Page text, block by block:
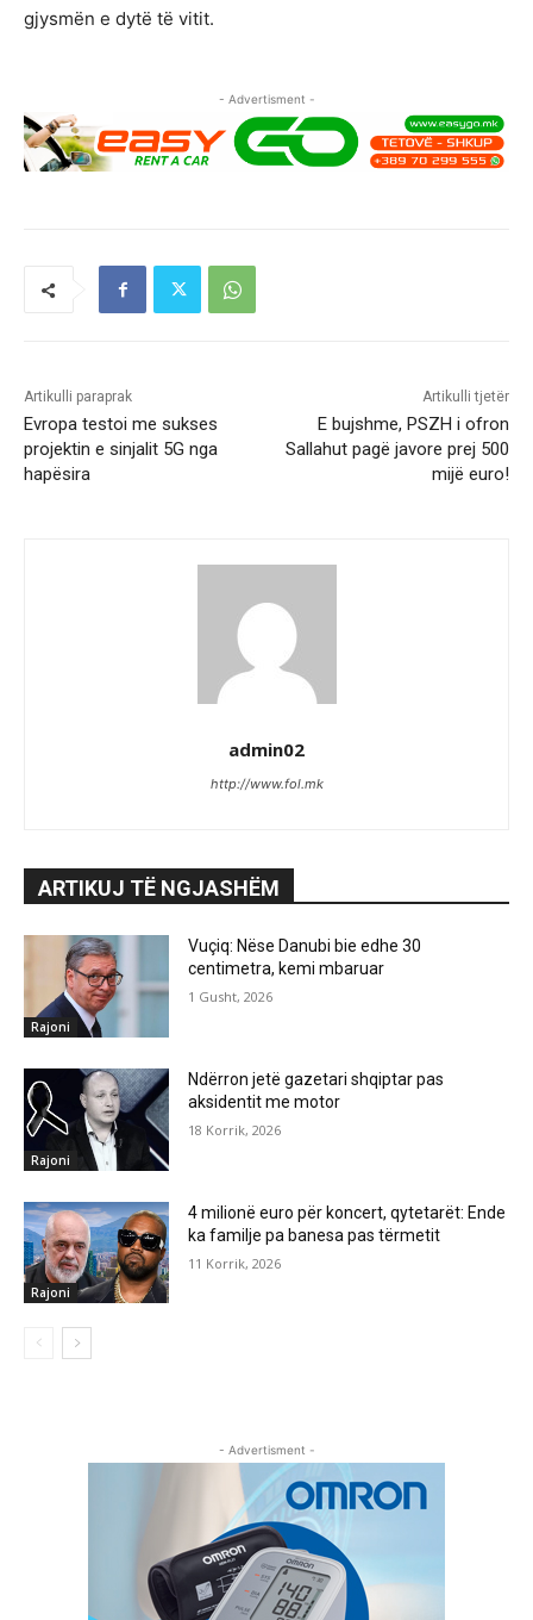
gjysmën e dytë të vitit.
- Advertisment -
Artikulli paraprak
Evropa testoi me sukses
projektin e sinjalit 5G nga
hapësira
Artikulli tjetër
E bujshme, PSZH i ofron
Sallahut pagë javore prej 500
mijë euro!
admin02
http://www.fol.mk
ARTIKUJ TË NGJASHËM
Rajoni
Vuçiq: Nëse Danubi bie edhe 30
centimetra, kemi mbaruar
1 Gusht, 2026
Rajoni
Ndërron jetë gazetari shqiptar pas
aksidentit me motor
18 Korrik, 2026
Rajoni
4 milionë euro për koncert, qytetarët: Ende
ka familje pa banesa pas tërmetit
11 Korrik, 2026
- Advertisment -